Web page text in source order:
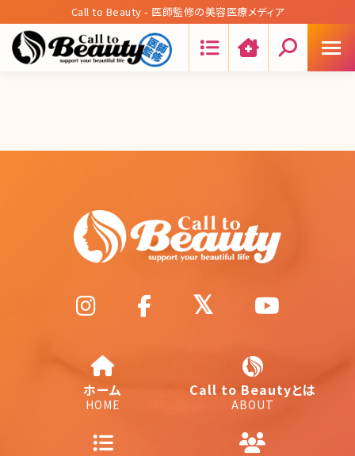
Call to Beauty - 医師監修の美容医療メディア
ホーム
HOME
Call to Beautyとは
ABOUT